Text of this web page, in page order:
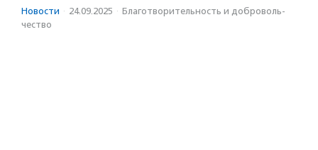
Новости · 24.09.2025 · Благотвори­тель­ность и доброволь­
чест­во